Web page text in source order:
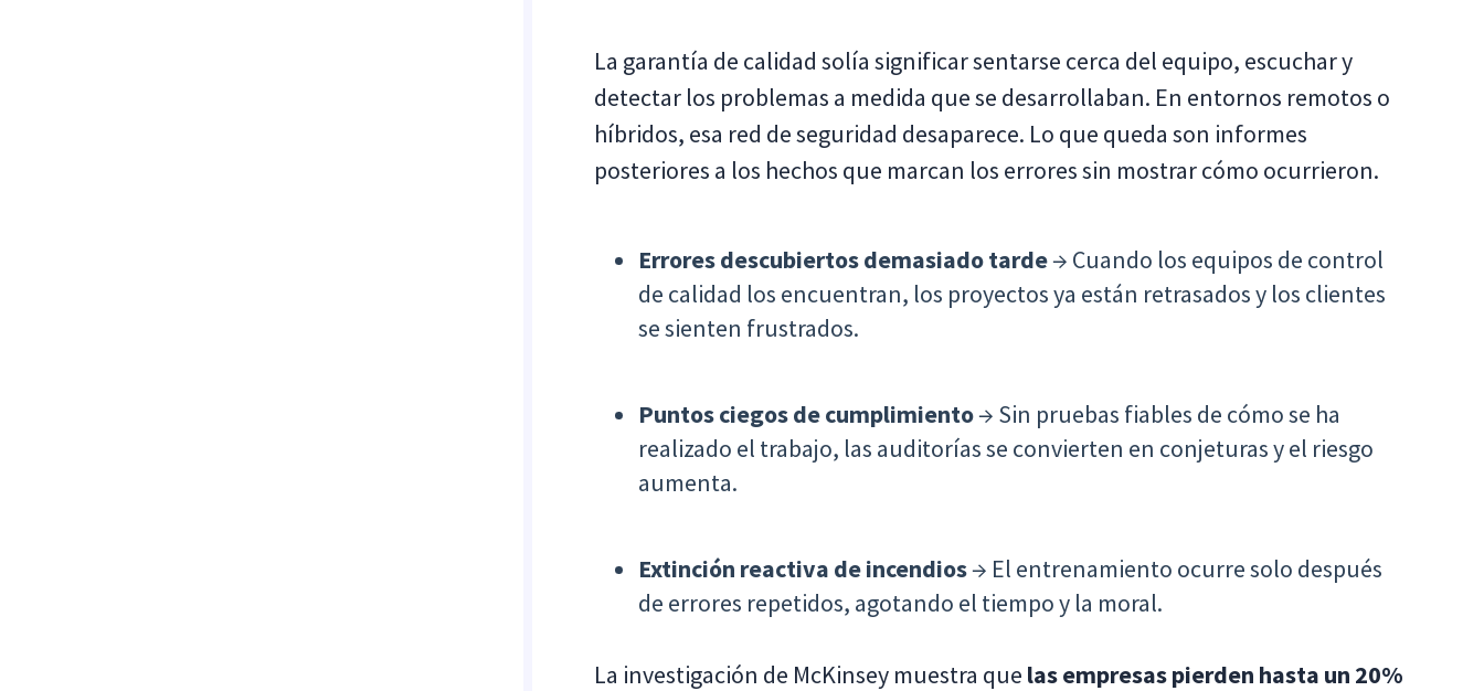
La garantía de calidad solía significar sentarse cerca del equipo, escuchar y
detectar los problemas a medida que se desarrollaban. En entornos remotos o
híbridos, esa red de seguridad desaparece. Lo que queda son informes
posteriores a los hechos que marcan los errores sin mostrar cómo ocurrieron.
Errores descubiertos demasiado tarde→ Cuando los equipos de control
de calidad los encuentran, los proyectos ya están retrasados y los clientes
se sienten frustrados.
Puntos ciegos de cumplimiento→ Sin pruebas fiables de cómo se ha
realizado el trabajo, las auditorías se convierten en conjeturas y el riesgo
aumenta.
Extinción reactiva de incendios→ El entrenamiento ocurre solo después
de errores repetidos, agotando el tiempo y la moral.
La investigación de McKinsey muestra que las empresas pierden hasta un 20%